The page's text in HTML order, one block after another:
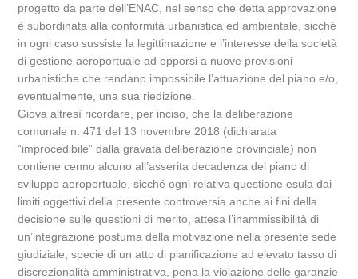
progetto da parte dell’ENAC, nel senso che detta approvazione
è subordinata alla conformità urbanistica ed ambientale, sicché
in ogni caso sussiste la legittimazione e l’interesse della società
di gestione aeroportuale ad opporsi a nuove previsioni
urbanistiche che rendano impossibile l’attuazione del piano e/o,
eventualmente, una sua riedizione.
Giova altresì ricordare, per inciso, che la deliberazione
comunale n. 471 del 13 novembre 2018 (dichiarata
“improcedibile” dalla gravata deliberazione provinciale) non
contiene cenno alcuno all’asserita decadenza del piano di
sviluppo aeroportuale, sicché ogni relativa questione esula dai
limiti oggettivi della presente controversia anche ai fini della
decisione sulle questioni di merito, attesa l’inammissibilità di
un’integrazione postuma della motivazione nella presente sede
giudiziale, specie di un atto di pianificazione ad elevato tasso di
discrezionalità amministrativa, pena la violazione delle garanzie